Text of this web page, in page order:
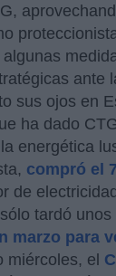
ante
sus ojos en
ha dado
energética
compró el
de
tardó
marzo para
miércoles, el